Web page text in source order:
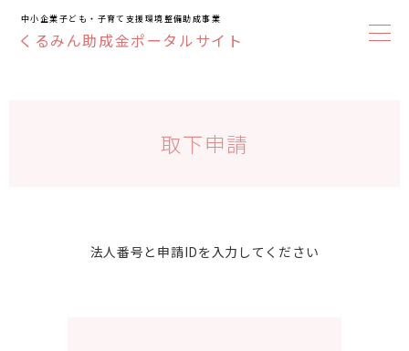
中小企業子ども・子育て支援環境整備助成事業
くるみん助成金ポータルサイト
取下申請
法人番号と申請IDを入力してください